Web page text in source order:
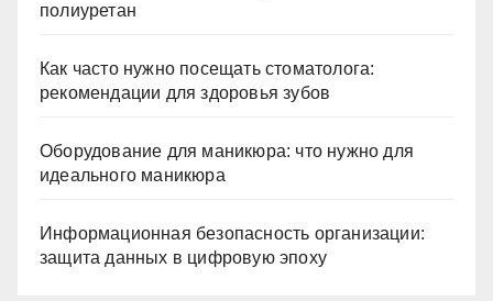
полиуретан
Как часто нужно посещать стоматолога:
рекомендации для здоровья зубов
Оборудование для маникюра: что нужно для
идеального маникюра
Информационная безопасность организации:
защита данных в цифровую эпоху